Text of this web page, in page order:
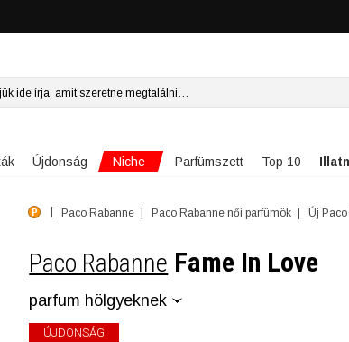
Újdonság Niche Parfümszett Top 10
Paco Rabanne Paco Rabanne női parfümök Új
Paco Rabanne Fame In Love
parfum hölgyeknek
ÚJDONSÁG